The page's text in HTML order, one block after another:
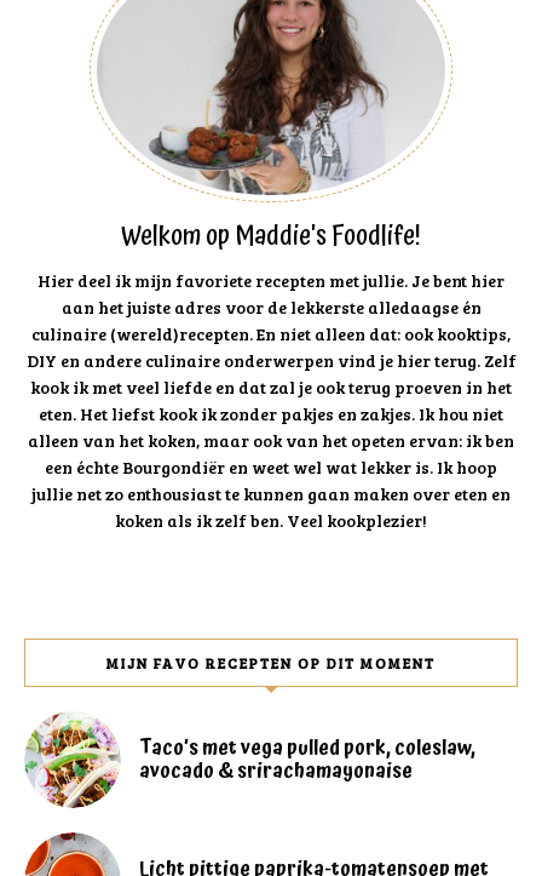
Welkom op Maddie's Foodlife!
Hier deel ik mijn favoriete recepten met jullie. Je bent hier
aan het juiste adres voor de lekkerste alledaagse én
culinaire (wereld)recepten. En niet alleen dat: ook kooktips,
DIY en andere culinaire onderwerpen vind je hier terug. Zelf
kook ik met veel liefde en dat zal je ook terug proeven in het
eten. Het liefst kook ik zonder pakjes en zakjes. Ik hou niet
alleen van het koken, maar ook van het opeten ervan: ik ben
een échte Bourgondiër en weet wel wat lekker is. Ik hoop
jullie net zo enthousiast te kunnen gaan maken over eten en
koken als ik zelf ben. Veel kookplezier!
MIJN FAVO RECEPTEN OP DIT MOMENT
Taco’s met vega pulled pork, coleslaw,
avocado & srirachamayonaise
Licht pittige paprika-tomatensoep met